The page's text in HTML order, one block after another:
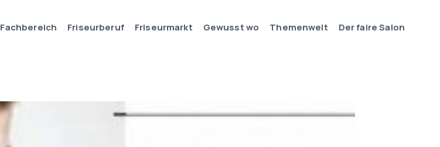
Fachbereich Friseurberuf Friseurmarkt Gewusst wo Themenwelt Der faire Salon